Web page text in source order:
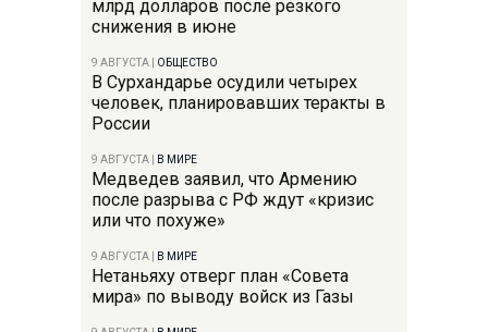
млрд долларов после резкого
снижения в июне
9 АВГУСТА ОБЩЕСТВО
В Сурхандарье осудили четырех
человек, планировавших теракты в
России
9 АВГУСТА В МИРЕ
Медведев заявил, что Армению
после разрыва с РФ ждут «кризис
или что похуже»
9 АВГУСТА В МИРЕ
Нетаньяху отверг план «Совета
мира» по выводу войск из Газы